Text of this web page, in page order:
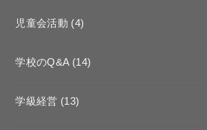
児童会活動 (4)
学校のQ&A (14)
学級経営 (13)